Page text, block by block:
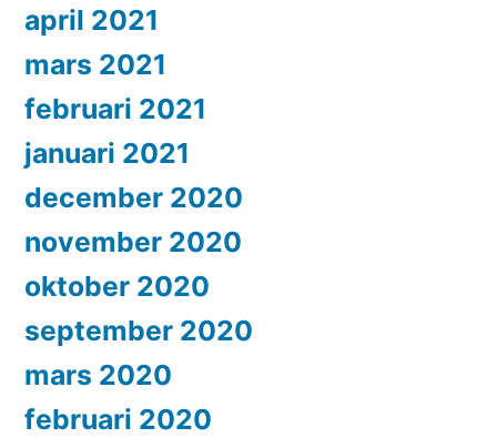
april 2021
mars 2021
februari 2021
januari 2021
december 2020
november 2020
oktober 2020
september 2020
mars 2020
februari 2020